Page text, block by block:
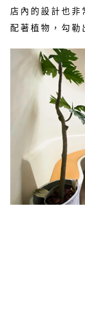
店內的設計也非
配著植物，勾勒